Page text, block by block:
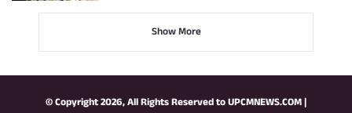
Show More
© Copyright 2026, All Rights Reserved toUPCMNEWS.COM|